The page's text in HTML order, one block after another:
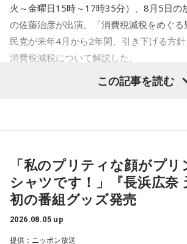
【5位】蠍座（さそり座）
人付き合いを丁寧に扱うと良い日。パー
の間に、小さなすれ違いが起きるかも。理
相手の話に耳を傾ければ関係がなめらか
のケアをいつもより丁寧にすると、気持ち
手を伸ばしましょう。こしょうやワサビな
スパイスが◎。
【7位】獅子座（しし座）
仕事やキャリアに対してじっくり向き合う
急ぐよりも、今あるものをしっかり守り固
ましょう。出費を抑えたいなら、必要かど
火～金曜日15時～17時35分）、8月5日の
の佐藤治彦が出演。「消費税減税をめぐる
民党が来年4月から2年間、引き下げる方
消費税減税について解説した。
鈴木敏夫（文化放送解説委員）「自民党は
長野智子「結局、財源もハッキリしない
鈴木 「鈴木（俊一）幹事長も言っていまし
この記事を読む
「私のプリティな顔がプ
シャツです！」『長浜広奈
初の番組グッズ発売
2026.08.05 up
提供：ニッポン放送